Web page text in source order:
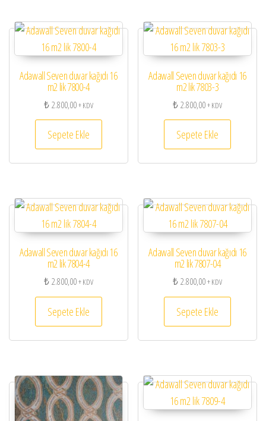
Adawall Seven duvar kağıdı 16
m2 lik 7800-4
₺2.800,00+ KDV
Sepete Ekle
Adawall Seven duvar kağıdı 16
m2 lik 7803-3
₺2.800,00+ KDV
Sepete Ekle
Adawall Seven duvar kağıdı 16
m2 lik 7804-4
₺2.800,00+ KDV
Sepete Ekle
Adawall Seven duvar kağıdı 16
m2 lik 7807-04
₺2.800,00+ KDV
Sepete Ekle